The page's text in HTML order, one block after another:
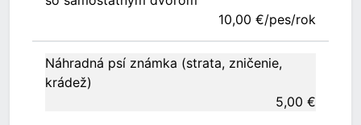
10,00 €/pes/rok
Náhradná psí známka (strata, zničenie,
krádež)
5,00 €